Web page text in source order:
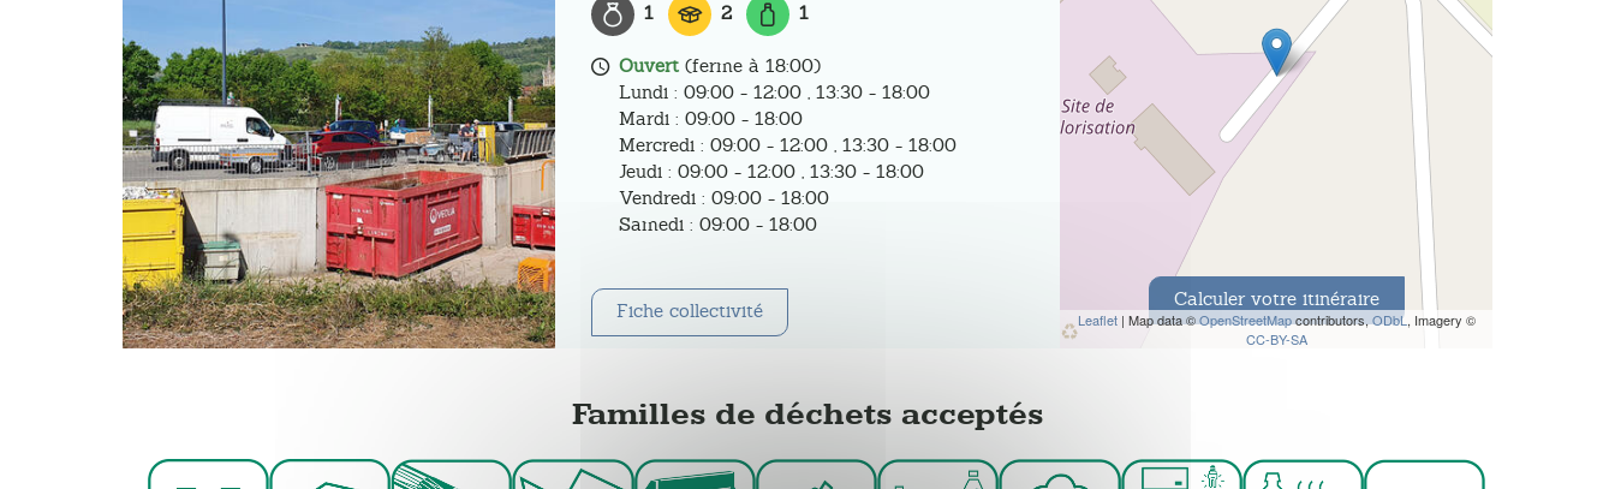
1 2 1
Ouvert (ferme à 18:00)
Lundi : 09:00 - 12:00 , 13:30 - 18:00
Mardi : 09:00 - 18:00
Mercredi : 09:00 - 12:00 , 13:30 - 18:00
Jeudi : 09:00 - 12:00 , 13:30 - 18:00
Vendredi : 09:00 - 18:00
Samedi : 09:00 - 18:00
Fiche collectivité Leaflet| Map data ©OpenStreetMapcontributors, ODbL, Imagery ©
CC-BY-SA
Calculer votre itinéraire
Familles de déchets acceptés